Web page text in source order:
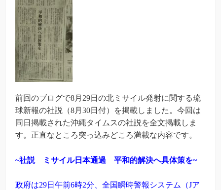
前回のブログで8月29日の北ミサイル発射に関する琉
球新報の社説（8月30日付）を掲載しました。今回は
同日掲載された沖縄タイムスの社説を全文掲載しま
す。正直なところ突っ込みどころ満載な内容です。
~社説 ミサイル日本通過 平和的解決へ具体策を~
政府は29日午前6時2分、全国瞬時警報システム（Jア